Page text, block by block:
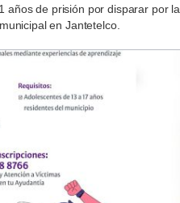
años de prisión por disparar por la
en Jantetelco.